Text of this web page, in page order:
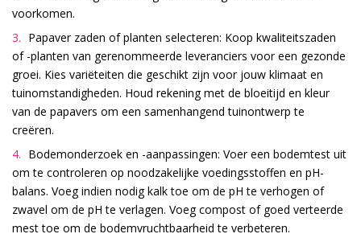
voorkomen.
Papaver zaden of planten selecteren: Koop kwaliteitszaden
of -planten van gerenommeerde leveranciers voor een gezonde
groei. Kies variëteiten die geschikt zijn voor jouw klimaat en
tuinomstandigheden. Houd rekening met de bloeitijd en kleur
van de papavers om een samenhangend tuinontwerp te
creëren.
Bodemonderzoek en -aanpassingen: Voer een bodemtest uit
om te controleren op noodzakelijke voedingsstoffen en pH-
balans. Voeg indien nodig kalk toe om de pH te verhogen of
zwavel om de pH te verlagen. Voeg compost of goed verteerde
mest toe om de bodemvruchtbaarheid te verbeteren.